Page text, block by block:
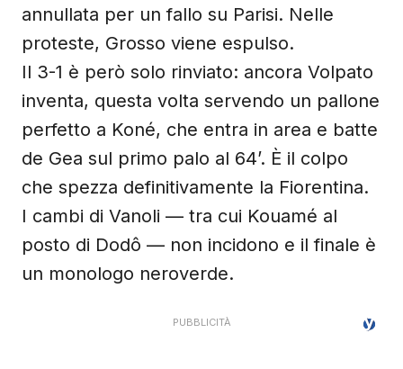
annullata per un fallo su Parisi. Nelle
proteste, Grosso viene espulso.
Il 3-1 è però solo rinviato: ancora Volpato
inventa, questa volta servendo un pallone
perfetto a Koné, che entra in area e batte
de Gea sul primo palo al 64’. È il colpo
che spezza definitivamente la Fiorentina.
I cambi di Vanoli — tra cui Kouamé al
posto di Dodô — non incidono e il finale è
un monologo neroverde.